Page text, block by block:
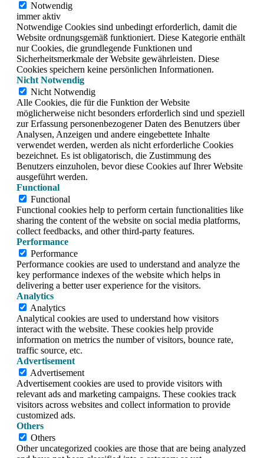
Notwendig
immer aktiv
Notwendige Cookies sind unbedingt erforderlich, damit die
Website ordnungsgemäß funktioniert. Diese Kategorie enthält
nur Cookies, die grundlegende Funktionen und
Sicherheitsmerkmale der Website gewährleisten. Diese
Cookies speichern keine persönlichen Informationen.
Nicht Notwendig
Nicht Notwendig
Alle Cookies, die für die Funktion der Website
möglicherweise nicht besonders erforderlich sind und speziell
zur Erfassung personenbezogener Daten des Benutzers über
Analysen, Anzeigen und andere eingebettete Inhalte
verwendet werden, werden als nicht erforderliche Cookies
bezeichnet. Es ist obligatorisch, die Zustimmung des
Benutzers einzuholen, bevor diese Cookies auf Ihrer Website
ausgeführt werden.
Functional
Functional
Functional cookies help to perform certain functionalities like
sharing the content of the website on social media platforms,
collect feedbacks, and other third-party features.
Performance
Performance
Performance cookies are used to understand and analyze the
key performance indexes of the website which helps in
delivering a better user experience for the visitors.
Analytics
Analytics
Analytical cookies are used to understand how visitors
interact with the website. These cookies help provide
information on metrics the number of visitors, bounce rate,
traffic source, etc.
Advertisement
Advertisement
Advertisement cookies are used to provide visitors with
relevant ads and marketing campaigns. These cookies track
visitors across websites and collect information to provide
customized ads.
Others
Others
Other uncategorized cookies are those that are being analyzed